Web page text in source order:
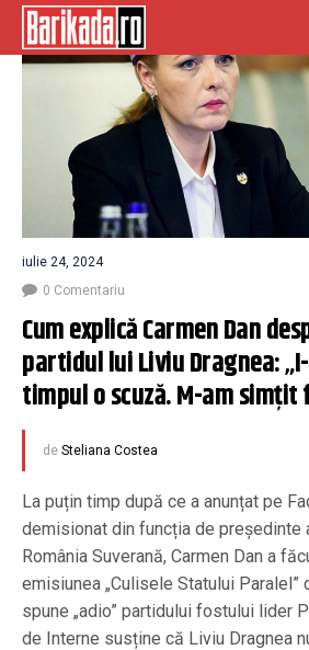
iulie 24, 2024
0 Comentariu
Cum explică Carmen Dan
partidul lui Liviu Dragnea:
timpul o scuză. M-am simțit
de Steliana Costea
La puțin timp după ce a anunțat pe
demisionat din funcția de președinte
România Suverană, Carmen Dan a
emisiunea „Culisele Statului
spune „adio” partidului fostului lider
de Interne susține că Liviu Dragnea